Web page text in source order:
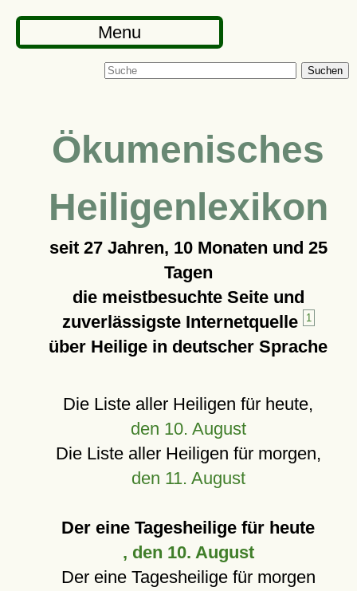
Menu
Suchen
Ökumenisches
Heiligenlexikon
seit 27 Jahren, 10 Monaten und 25
Tagen
die meistbesuchte Seite und
zuverlässigste Internetquelle
1
über Heilige in deutscher Sprache
Die Liste aller Heiligen für heute,
den 10. August
Die Liste aller Heiligen für morgen,
den 11. August
Der eine Tagesheilige für heute
, den 10. August
Der eine Tagesheilige für morgen